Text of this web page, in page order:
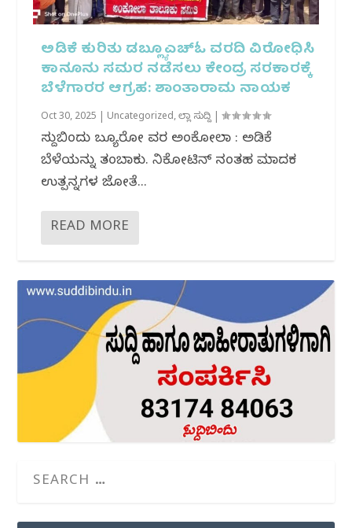
ಅಡಿಕೆ ಕುರಿತು ಡಬ್ಲ್ಯೂಎಚ್ಓ ವರದಿ ವಿರೋಧಿಸಿ
ಕಾನೂನು ಸಮರ ನಡೆಸಲು ಕೇಂದ್ರ ಸರಕಾರಕ್ಕೆ
ಬೆಳೆಗಾರರ ಆಗ್ರಹ: ಶಾಂತಾರಾಮ ನಾಯಕ
Oct 30, 2025 Uncategorized,ಜಿಲ್ಲಾ ಸುದ್ದಿ |
ಸುದ್ದಿಬಿಂದು ಬ್ಯೂರೋ ವರದಿ ಅಂಕೋಲಾ : ಅಡಿಕೆ
ಬೆಳೆಯನ್ನು ತಂಬಾಕು. ನಿಕೋಟಿನ್ ನಂತಹ ಮಾದಕ
ಉತ್ಪನ್ನಗಳ ಜೋತೆ...
READ MORE